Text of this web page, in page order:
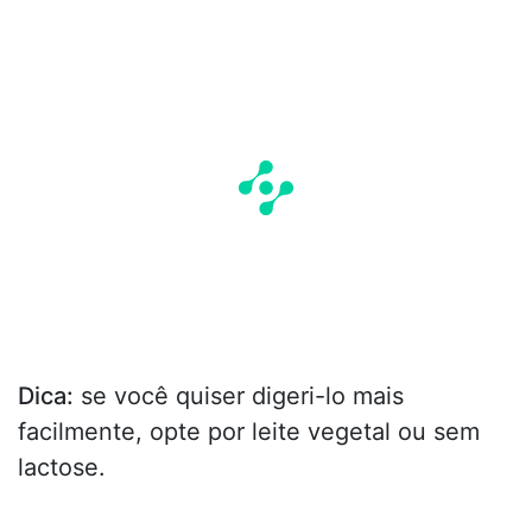
Dica: se você quiser digeri-lo mais
facilmente, opte por leite vegetal ou sem
lactose.